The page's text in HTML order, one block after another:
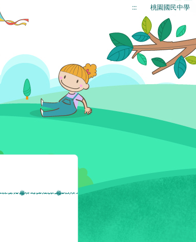
::: 桃園國民中學